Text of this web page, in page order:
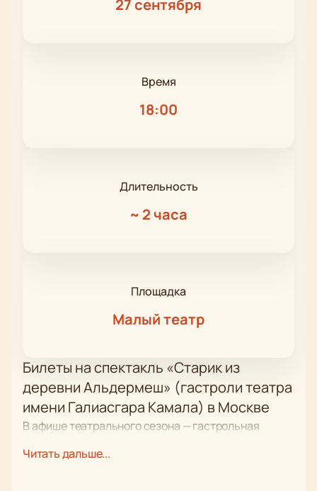
27 сентября
Время
18:00
Длительность
~ 2 часа
Площадка
Малый театр
Билеты на спектакль «Старик из
деревни Альдермеш» (гастроли театра
имени Галиасгара Камала) в Москве
В афише театрального сезона — гастрольная
Представление пройдет на сцене Малого театра по
Читать дальше...